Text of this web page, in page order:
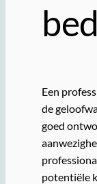
Een
de
goed
potentiële